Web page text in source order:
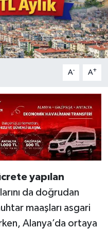
A- A+
yapılan
da doğrudan
maaşları asgari
Alanya’da ortaya